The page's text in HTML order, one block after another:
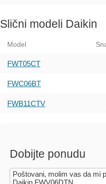
Slični modeli Daikin
Model
FWT05CT
FWC06BT
FWB11CTV
Dobijte ponudu